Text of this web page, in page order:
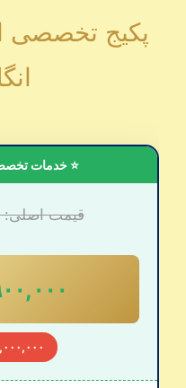
پکیج تخصصی
⭐ خدمات
قیمت اصلی: ۳۴,۹۰۰,۰۰۰ تومان
۵,۰۰۰,۰۰۰ تومان